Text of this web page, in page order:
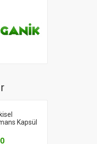
Kapsül